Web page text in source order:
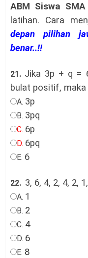
ABM Siswa
latihan. Cara
depan pilihan
benar..!!
21. Jika 3p + q =
bulat positif, maka
A. 3p
B. 3pq
C. 6p
D. 6pq
E. 6
22. 3, 6, 4, 2, 4, 2,
A. 1
B. 2
C. 4
D. 6
E. 8